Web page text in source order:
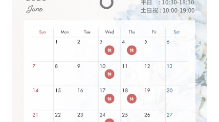
お問い合わせ
PRIVACY POLICY